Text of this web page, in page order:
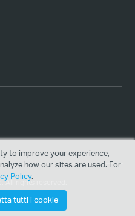
rights reserved.
to improve your experience,
how our sites are used. For
Policy.
tutti i cookie